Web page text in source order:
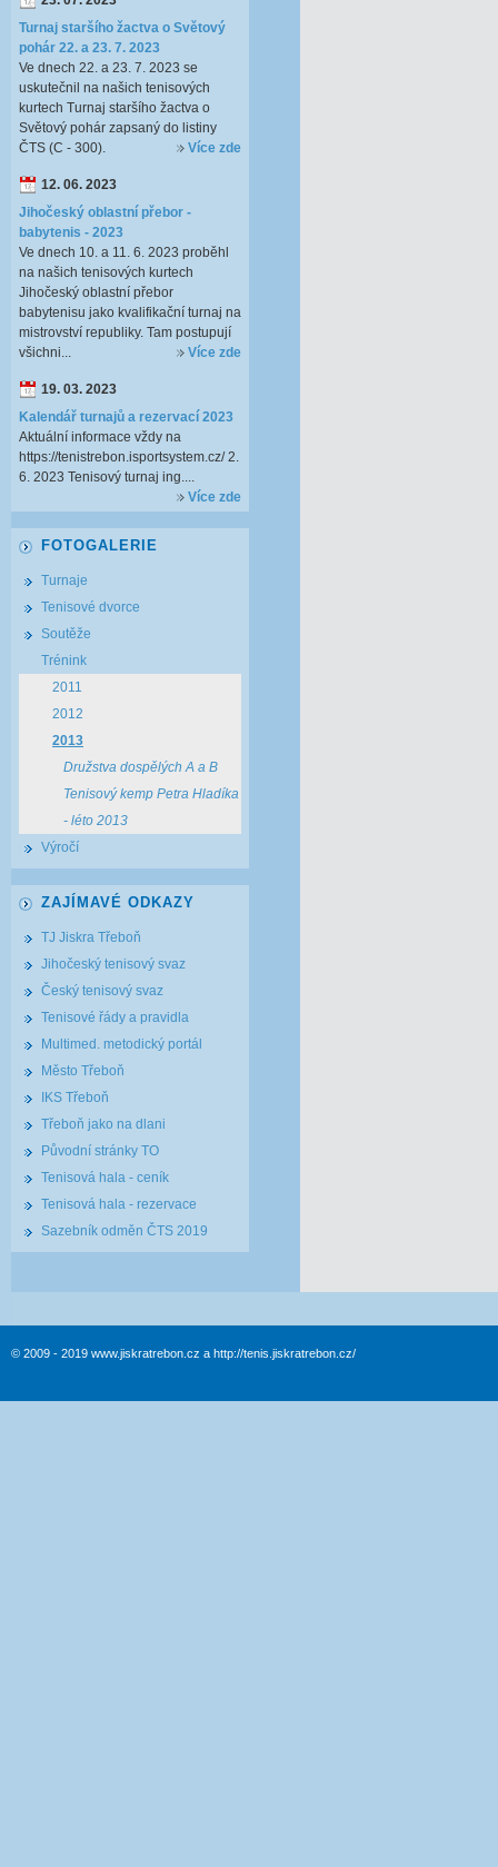
Turnaj staršího žactva o Světový
pohár 22. a 23. 7. 2023
Ve dnech 22. a 23. 7. 2023 se
uskutečnil na našich tenisových
kurtech Turnaj staršího žactva o
Světový pohár zapsaný do listiny
ČTS (C - 300).
Více zde
12. 06. 2023
Jihočeský oblastní přebor -
babytenis - 2023
Ve dnech 10. a 11. 6. 2023 proběhl
na našich tenisových kurtech
Jihočeský oblastní přebor
babytenisu jako kvalifikační turnaj na
mistrovství republiky. Tam postupují
všichni...
Více zde
19. 03. 2023
Kalendář turnajů a rezervací 2023
Aktuální informace vždy na
https://tenistrebon.isportsystem.cz/ 2.
6. 2023 Tenisový turnaj ing....
Více zde
FOTOGALERIE
Turnaje
Tenisové dvorce
Soutěže
Trénink
2011
2012
2013
Družstva dospělých A a B
Tenisový kemp Petra Hladíka
- léto 2013
Výročí
ZAJÍMAVÉ ODKAZY
TJ Jiskra Třeboň
Jihočeský tenisový svaz
Český tenisový svaz
Tenisové řády a pravidla
Multimed. metodický portál
Město Třeboň
IKS Třeboň
Třeboň jako na dlani
Původní stránky TO
Tenisová hala - ceník
Tenisová hala - rezervace
Sazebník odměn ČTS 2019
© 2009 - 2019 www.jiskratrebon.cz a http://tenis.jiskratrebon.cz/